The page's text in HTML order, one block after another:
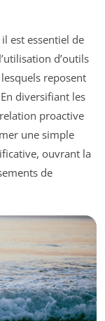
est essentiel de
d’outils
reposent
diversifiant les
proactive
une simple
ouvrant la
de